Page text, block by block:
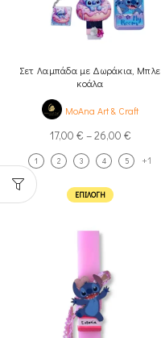
Σετ Λαμπάδα με Δωράκια, Μπλε
κοάλα
MoAna Art & Craft
17,00 € –26,00 €
1 2 3 4 5 +1
ΕΠΙΛΟΓΉ